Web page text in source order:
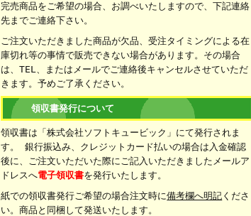
完売商品をご希望の場合、お調べいたしますので、下記連絡
先までご連絡下さい。
ご注文いただきました商品が欠品、受注タイミングによる在
庫切れ等の事情で販売できない場合があります。その場合
は、TEL、またはメールでご連絡後キャンセルさせていただ
きます。予めご了承ください。
領収書発行について
領収書は「株式会社ソフトキュービック」にて発行されま
す。 銀行振込み、クレジットカード払いの場合は入金確認
後に、ご注文いただいた際にご記入いただきましたメールア
ドレスへ電子領収書を発行いたします。
紙での領収書発行ご希望の場合注文時に備考欄へ明記 くださ
い。商品と同梱して発送いたします。